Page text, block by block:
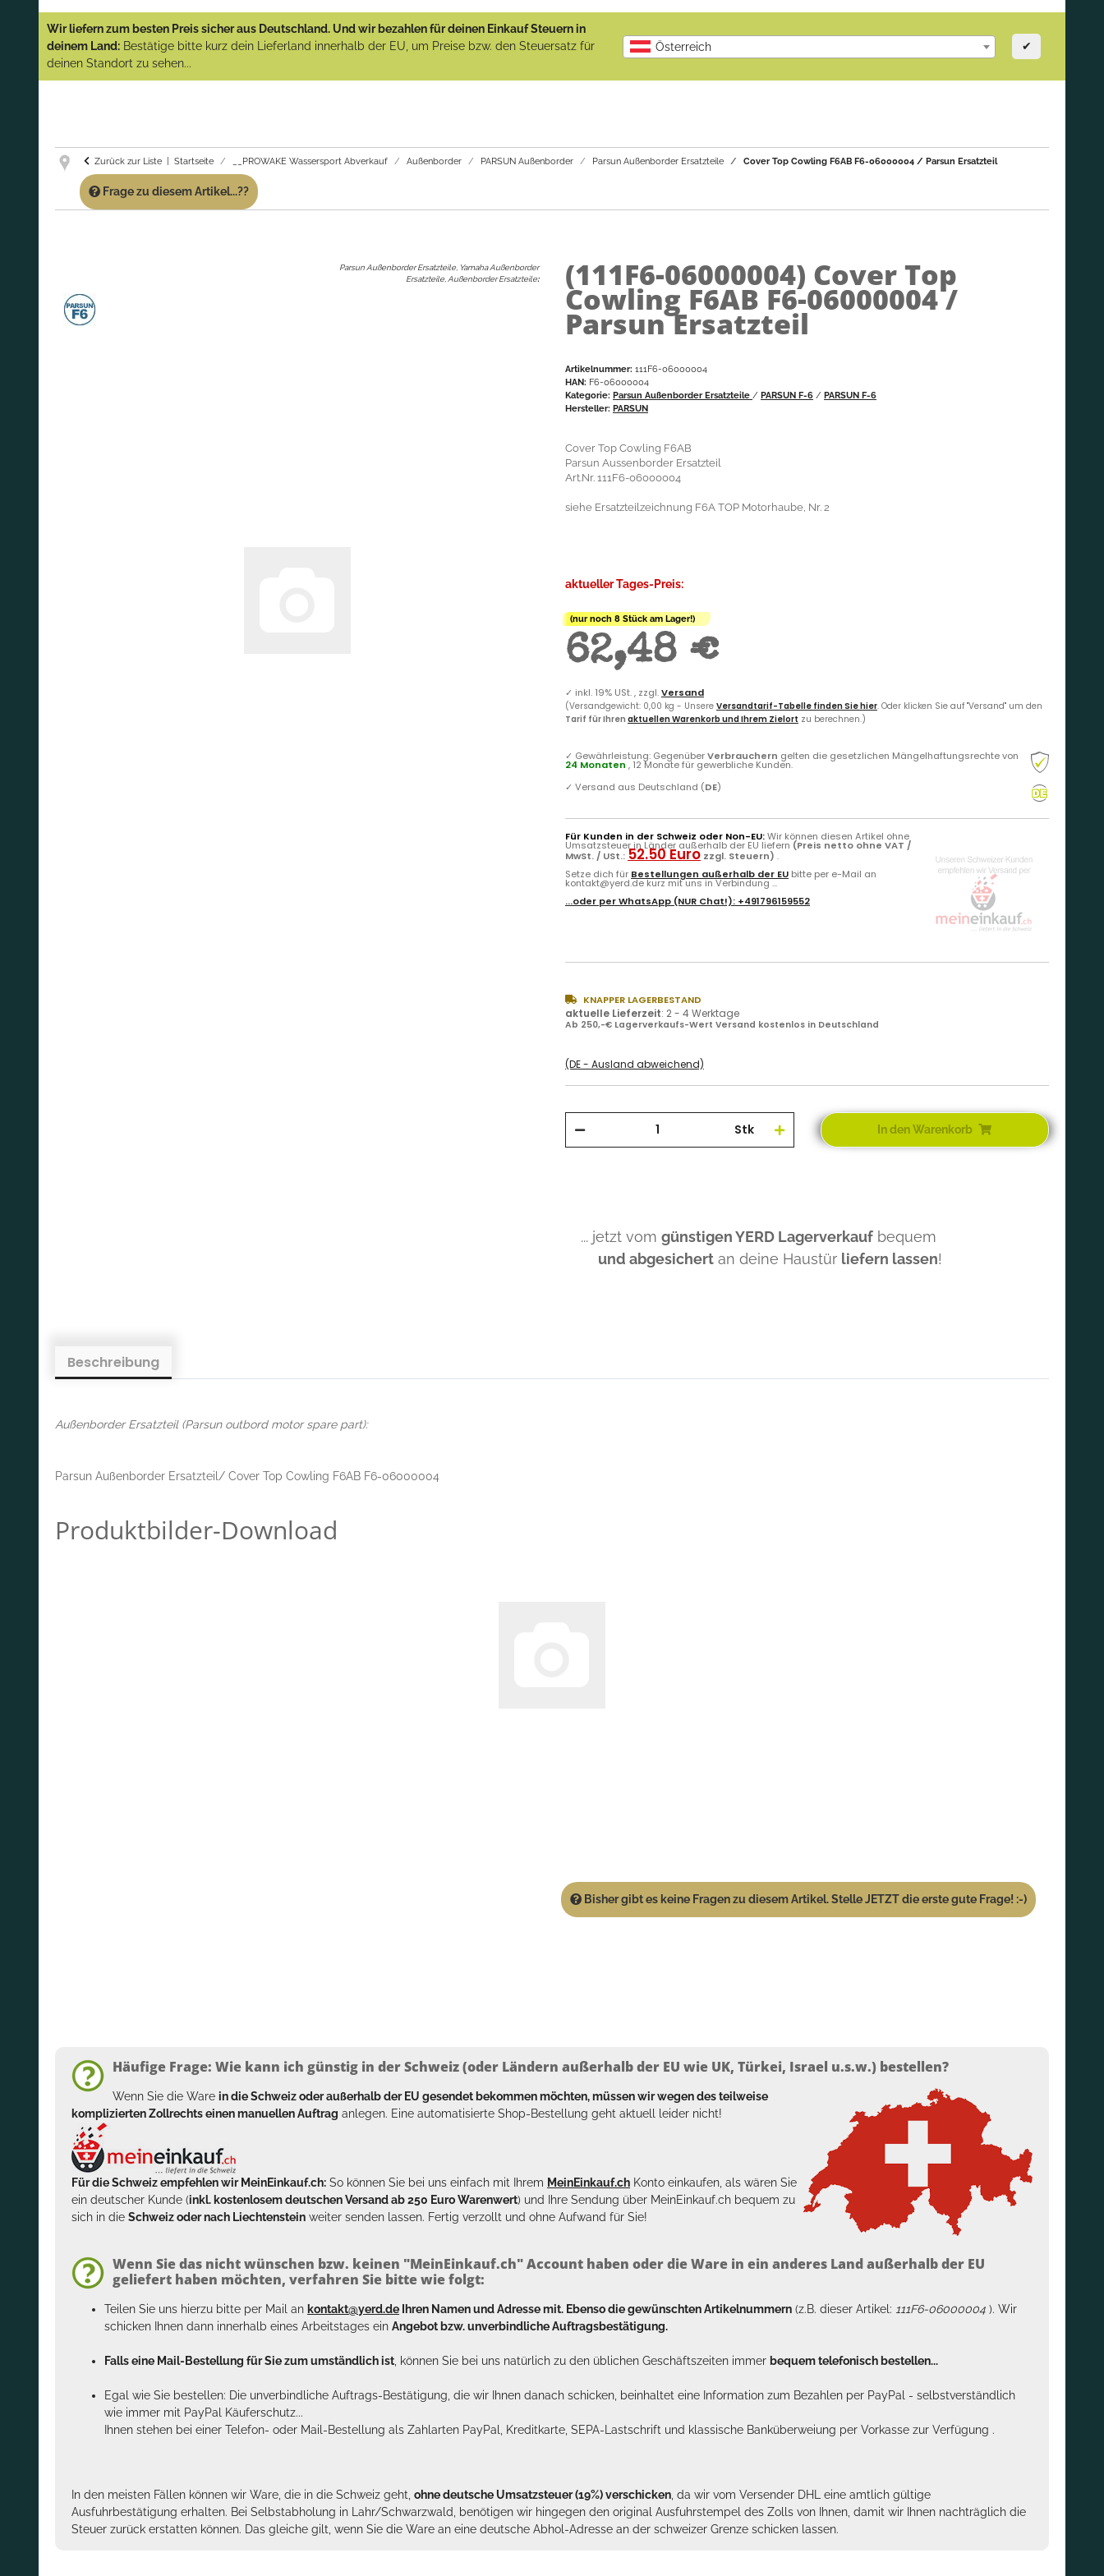
(Abverkauf)!
GARANTIE UND SERVICE:
Artikeln einfach an!
Wir liefern zum besten Preis sicher aus Deutschland. Und wir bezahlen für deinen Einkauf Steuern in
deinem Land: Bestätige bitte kurz dein Lieferland innerhalb der EU, um Preise bzw. den Steuersatz für
deinen Standort zu sehen...
Österreich ✔
Zurück zur Liste Startseite __PROWAKE Wassersport Abverkauf Außenborder PARSUN Außenborder Parsun Außenborder Ersatzteile Cover Top Cowling F6AB F6-06000004 / Parsun Ersatzteil
Frage zu diesem Artikel...??
Parsun Außenborder Ersatzteile, Yamaha Außenborder
Ersatzteile, Außenborder Ersatzteile: (111F6-06000004) Cover Top
Cowling F6AB F6-06000004 /
Parsun Ersatzteil
Artikelnummer: 111F6-06000004
HAN: F6-06000004
Kategorie: Parsun Außenborder Ersatzteile / PARSUN F-6 / PARSUN F-6
Hersteller: PARSUN
Cover Top Cowling F6AB
Parsun Aussenborder Ersatzteil
Art.Nr. 111F6-06000004
siehe Ersatzteilzeichnung F6A TOP Motorhaube, Nr. 2
aktueller Tages-Preis:
(nur noch 8 Stück am Lager!)
62,48 €
✓ inkl. 19% USt. , zzgl.Versand
(Versandgewicht: 0,00 kg - Unsere Versandtarif-Tabelle finden Sie hier. Oder klicken Sie auf "Versand" um den
Tarif für Ihren aktuellen Warenkorb und Ihrem Zielort zu berechnen.)
✓ Gewährleistung: GegenüberVerbrauchern gelten die gesetzlichen Mängelhaftungsrechte von
24 Monaten , 12 Monate für gewerbliche Kunden.
✓ Versand aus Deutschland (DE)
Für Kunden in der Schweiz oder Non-EU:Wir können diesen Artikel ohne
Umsatzsteuer in Länder außerhalb der EU liefern (Preis netto ohne VAT /
MwSt. / USt.: 52.50 Euro zzgl. Steuern) .
Setze dich für Bestellungen außerhalb der EU bitte per e-Mail an
kontakt@yerd.de kurz mit uns in Verbindung ...
...oder perWhatsApp (NUR Chat!): +491796159552
KNAPPER LAGERBESTAND
aktuelle Lieferzeit: 2 - 4 Werktage
Ab 250,-€ Lagerverkaufs-Wert Versand kostenlos in Deutschland
(DE - Ausland abweichend)
Stk In den Warenkorb
... jetzt vom günstigen YERD Lagerverkauf bequem
und abgesichert an deine Haustür liefern lassen!
Beschreibung
Außenborder Ersatzteil (Parsun outbord motor spare part):
Parsun Außenborder Ersatzteil/ Cover Top Cowling F6AB F6-06000004
Produktbilder-Download
Bisher gibt es keine Fragen zu diesem Artikel. Stelle JETZT die erste gute Frage! :-)
Häufige Frage: Wie kann ich günstig in der Schweiz (oder Ländern außerhalb der EU wie UK, Türkei, Israel u.s.w.) bestellen?
Wenn Sie die Ware in die Schweiz oder außerhalb der EU gesendet bekommen möchten, müssen wir wegen des teilweise
komplizierten Zollrechts einen manuellen Auftrag anlegen. Eine automatisierte Shop-Bestellung geht aktuell leider nicht!
Für die Schweiz empfehlen wir MeinEinkauf.ch: So können Sie bei uns einfach mit Ihrem MeinEinkauf.ch Konto einkaufen, als wären Sie
ein deutscher Kunde (inkl. kostenlosem deutschen Versand ab 250 Euro Warenwert) und Ihre Sendung über MeinEinkauf.ch bequem zu
sich in die Schweiz oder nach Liechtenstein weiter senden lassen. Fertig verzollt und ohne Aufwand für Sie!
Wenn Sie das nicht wünschen bzw. keinen "MeinEinkauf.ch" Account haben oder die Ware in ein anderes Land außerhalb der EU
geliefert haben möchten, verfahren Sie bitte wie folgt:
Teilen Sie uns hierzu bitte per Mail an kontakt@yerd.de Ihren Namen und Adresse mit. Ebenso die gewünschten Artikelnummern (z.B. dieser Artikel: 111F6-06000004 ). Wir
schicken Ihnen dann innerhalb eines Arbeitstages ein Angebot bzw. unverbindliche Auftragsbestätigung.
Falls eine Mail-Bestellung für Sie zum umständlich ist , können Sie bei uns natürlich zu den üblichen Geschäftszeiten immer bequem telefonisch bestellen...
Egal wie Sie bestellen: Die unverbindliche Auftrags-Bestätigung, die wir Ihnen danach schicken, beinhaltet eine Information zum Bezahlen per PayPal - selbstverständlich
wie immer mit PayPal Käuferschutz...
Ihnen stehen bei einer Telefon- oder Mail-Bestellung als Zahlarten PayPal, Kreditkarte, SEPA-Lastschrift und klassische Banküberweiung per Vorkasse zur Verfügung .
In den meisten Fällen können wir Ware, die in die Schweiz geht, ohne deutsche Umsatzsteuer (19%) verschicken , da wir vom Versender DHL eine amtlich gültige
Ausfuhrbestätigung erhalten. Bei Selbstabholung in Lahr/Schwarzwald, benötigen wir hingegen den original Ausfuhrstempel des Zolls von Ihnen, damit wir Ihnen nachträglich die
Steuer zurück erstatten können. Das gleiche gilt, wenn Sie die Ware an eine deutsche Abhol-Adresse an der schweizer Grenze schicken lassen.